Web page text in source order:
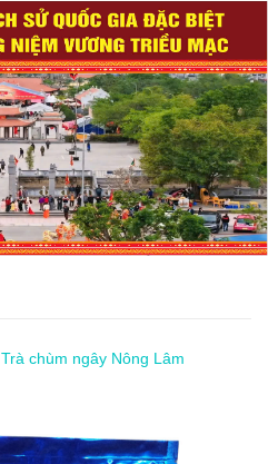
Trà chùm ngây Nông Lâm